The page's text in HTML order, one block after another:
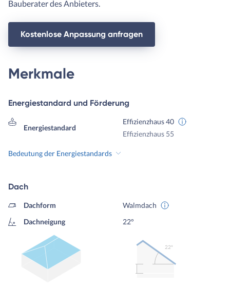
Bauberater des Anbieters.
Kostenlose Anpassung anfragen
Merkmale
Energiestandard und Förderung
Energiestandard
Effizienzhaus 40
Effizienzhaus 55
Bedeutung der Energiestandards
Dach
Dachform
Walmdach
Dachneigung
22°
22º